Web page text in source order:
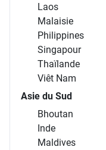
Laos
Malaisie
Philippines
Singapour
Thaïlande
Viêt Nam
Asie du Sud
Bhoutan
Inde
Maldives